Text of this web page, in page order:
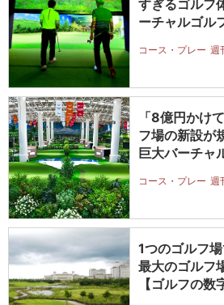
すぎるゴルフ
ーチャルゴル
コース・プレー 週
「8億円かけ
フ場の新設が
巨大バーチャ
コース・プレー 週
1つのゴルフ
最大のゴルフ
【ゴルフの数